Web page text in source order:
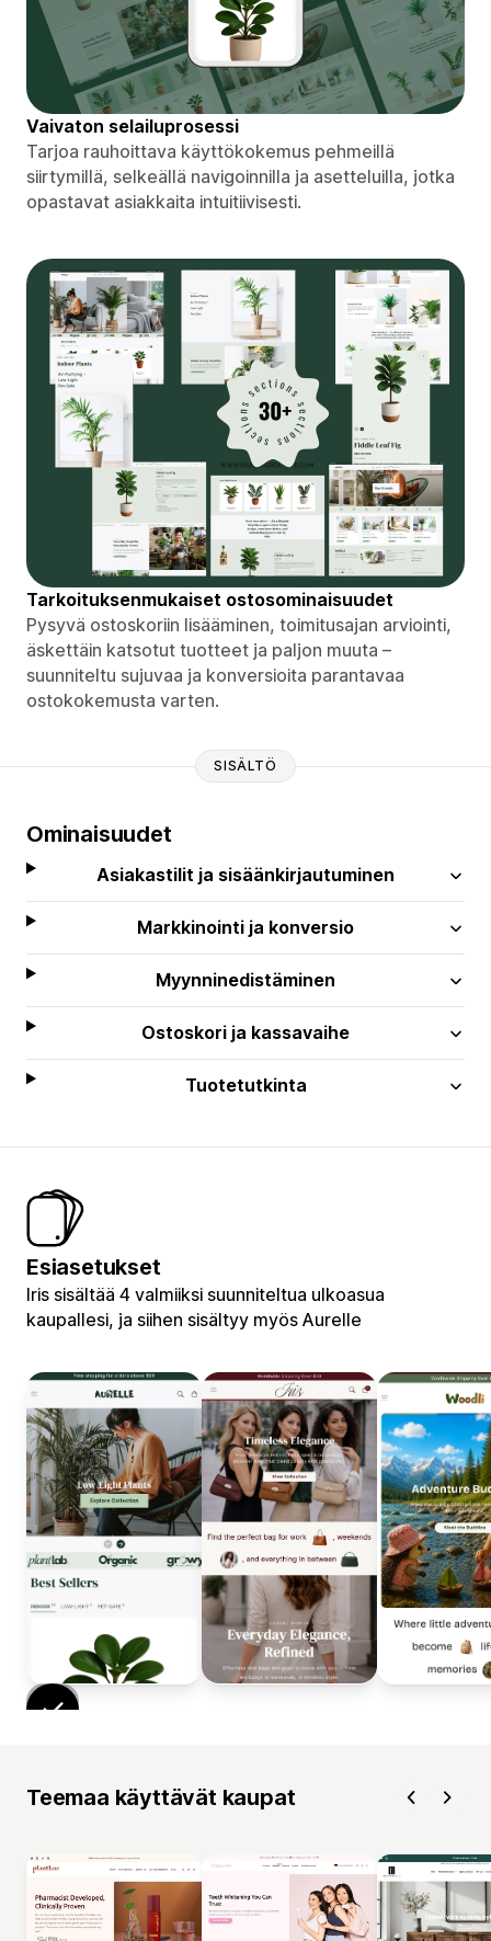
Vaivaton selailuprosessi
Tarjoa rauhoittava käyttökokemus pehmeillä
siirtymillä, selkeällä navigoinnilla ja asetteluilla, jotka
opastavat asiakkaita intuitiivisesti.
Tarkoituksenmukaiset ostosominaisuudet
Pysyvä ostoskoriin lisääminen, toimitusajan arviointi,
äskettäin katsotut tuotteet ja paljon muuta –
suunniteltu sujuvaa ja konversioita parantavaa
ostokokemusta varten.
SISÄLTÖ
Ominaisuudet
Asiakastilit ja sisäänkirjautuminen
Markkinointi ja konversio
Myynninedistäminen
Ostoskori ja kassavaihe
Tuotetutkinta
Esiasetukset
Iris sisältää 4 valmiiksi suunniteltua ulkoasua
kaupallesi, ja siihen sisältyy myös Aurelle
Teemaa käyttävät kaupat